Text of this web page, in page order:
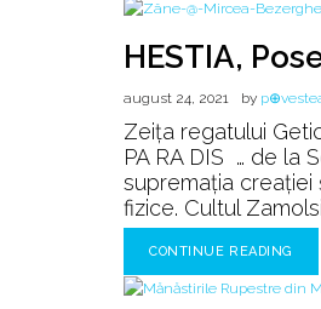
HESTIA,
august 24, 2021 by
Zeița regatului
PA RA DIS … de la
supremaţia creaţiei
fizice. Cultul
CONTINUE READING